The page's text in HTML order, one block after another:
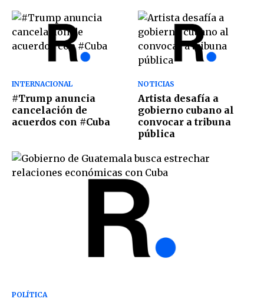
INTERNACIONAL
#Trump anuncia
cancelación de
acuerdos con #Cuba
NOTICIAS
Artista desafía a
gobierno cubano al
convocar a tribuna
pública
POLÍTICA